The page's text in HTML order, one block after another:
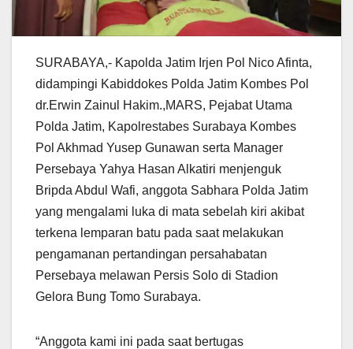
SURABAYA,- Kapolda Jatim Irjen Pol Nico Afinta,
didampingi Kabiddokes Polda Jatim Kombes Pol
dr.Erwin Zainul Hakim.,MARS, Pejabat Utama
Polda Jatim, Kapolrestabes Surabaya Kombes
Pol Akhmad Yusep Gunawan serta Manager
Persebaya Yahya Hasan Alkatiri menjenguk
Bripda Abdul Wafi, anggota Sabhara Polda Jatim
yang mengalami luka di mata sebelah kiri akibat
terkena lemparan batu pada saat melakukan
pengamanan pertandingan persahabatan
Persebaya melawan Persis Solo di Stadion
Gelora Bung Tomo Surabaya.
“Anggota kami ini pada saat bertugas